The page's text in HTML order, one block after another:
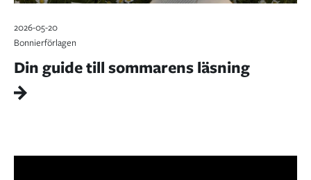
2026-05-20
Bonnierförlagen
Din guide till sommarens läsning